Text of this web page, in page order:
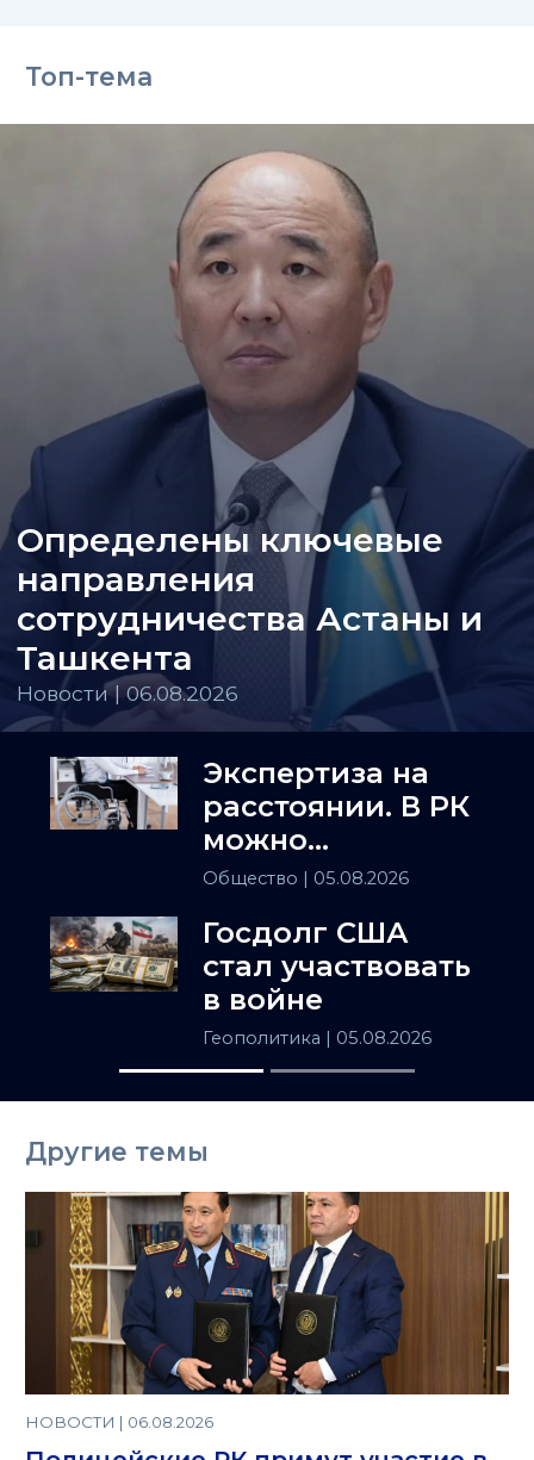
Топ-тема
Определены ключевые
направления
сотрудничества Астаны и
Ташкента
Новости | 06.08.2026
Экспертиза на
расстоянии. В РК
можно
установить
заочно
Общество | 05.08.2026
Госдолг США
стал участвовать
в войне
Геополитика | 05.08.2026
Другие темы
НОВОСТИ | 06.08.2026